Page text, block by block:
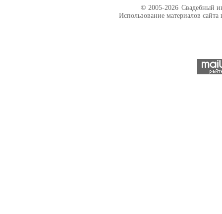
© 2005-2026 Свадебный
Использование материалов